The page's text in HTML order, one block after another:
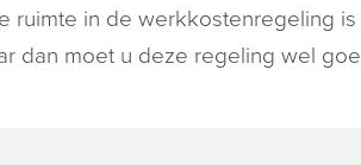
ruimte in de werkkostenregeling
dan moet u deze regeling wel